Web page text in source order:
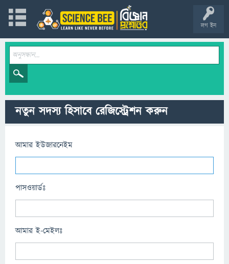
লগ ইন
নতুন সদস্য হিসাবে রেজিস্ট্রেশন করুন
আমার ইউজারনেইম
পাসওয়ার্ডঃ
আমার ই-মেইলঃ